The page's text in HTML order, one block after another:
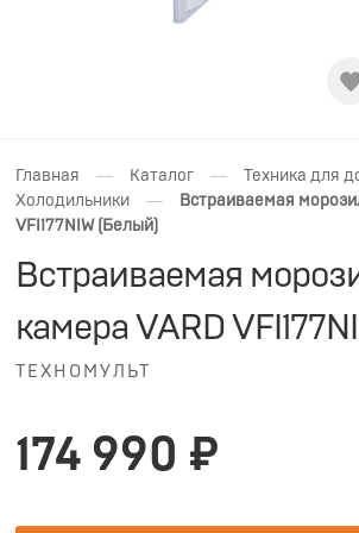
Главная — Каталог — Техника для
Холодильники —
Встраиваемая
VFI177NIW (Белый)
Встраиваемая
камера VARD
ТЕХНОМУЛЬТ
174 990 ₽